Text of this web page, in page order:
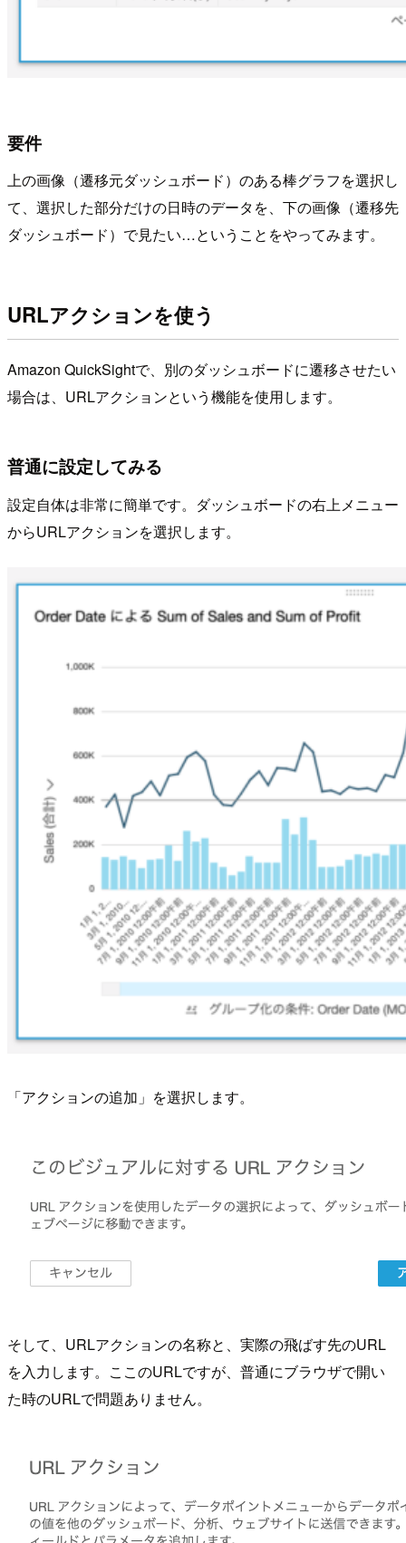
要件
上の画像（遷移元ダッシュボード）のある棒グラフを選択し
て、選択した部分だけの日時のデータを、下の画像（遷移先
ダッシュボード）で見たい…ということをやってみます。
URLアクションを使う
Amazon QuickSightで、別のダッシュボードに遷移させたい
場合は、URLアクションという機能を使用します。
普通に設定してみる
設定自体は非常に簡単です。ダッシュボードの右上メニュー
からURLアクションを選択します。
「アクションの追加」を選択します。
そして、URLアクションの名称と、実際の飛ばす先のURL
を入力します。ここのURLですが、普通にブラウザで開い
た時のURLで問題ありません。